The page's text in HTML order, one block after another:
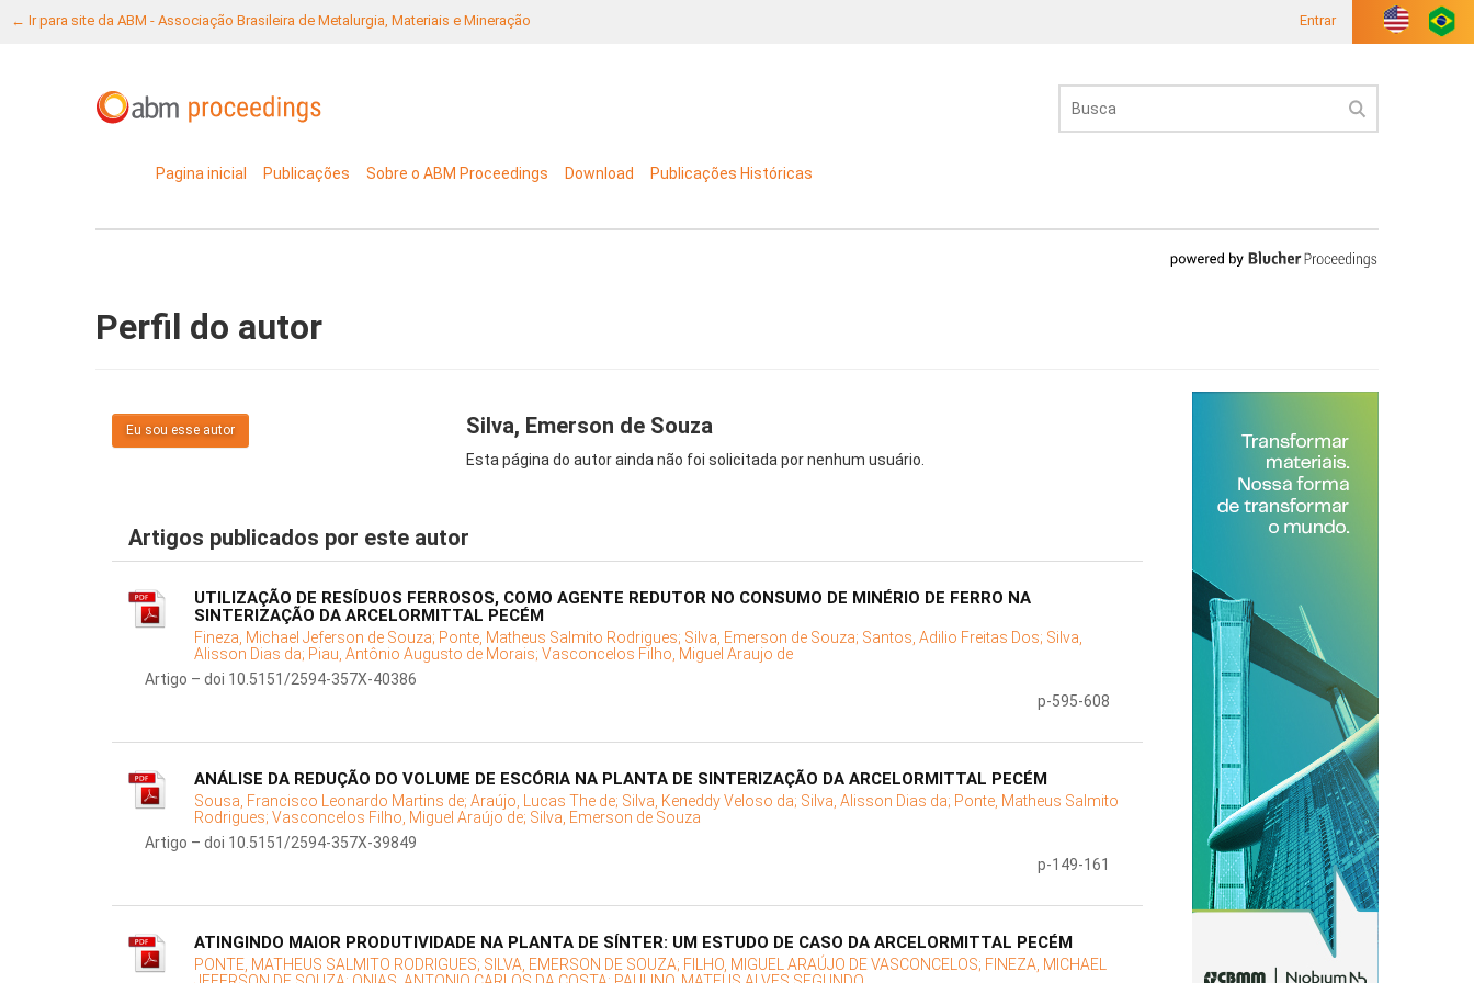
← Ir para site da ABM - Associação Brasileira de Metalurgia, Materiais e Mineração Entrar
Pagina inicial Publicações Sobre o ABM Proceedings Download Publicações Históricas
Perfil do autor
Eu sou esse autor Silva, Emerson de Souza
Esta página do autor ainda não foi solicitada por nenhum usuário.
Artigos publicados por este autor
UTILIZAÇÃO DE RESÍDUOS FERROSOS, COMO AGENTE REDUTOR NO CONSUMO DE MINÉRIO DE FERRO NA
SINTERIZAÇÃO DA ARCELORMITTAL PECÉM
Fineza, Michael Jeferson de Souza; Ponte, Matheus Salmito Rodrigues; Silva, Emerson de Souza; Santos, Adilio Freitas Dos; Silva,
Alisson Dias da; Piau, Antônio Augusto de Morais; Vasconcelos Filho, Miguel Araujo de
Artigo – doi 10.5151/2594-357X-40386
p-595-608
ANÁLISE DA REDUÇÃO DO VOLUME DE ESCÓRIA NA PLANTA DE SINTERIZAÇÃO DA ARCELORMITTAL PECÉM
Sousa, Francisco Leonardo Martins de; Araújo, Lucas The de; Silva, Keneddy Veloso da; Silva, Alisson Dias da; Ponte, Matheus Salmito
Rodrigues; Vasconcelos Filho, Miguel Araújo de; Silva, Emerson de Souza
Artigo – doi 10.5151/2594-357X-39849
p-149-161
ATINGINDO MAIOR PRODUTIVIDADE NA PLANTA DE SÍNTER: UM ESTUDO DE CASO DA ARCELORMITTAL PECÉM
PONTE, MATHEUS SALMITO RODRIGUES; SILVA, EMERSON DE SOUZA; FILHO, MIGUEL ARAÚJO DE VASCONCELOS; FINEZA, MICHAEL